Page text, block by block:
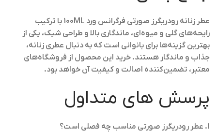
عطر زنانه رودریگرز صورتی فرگرانس ورد 100ML با ترکیب
رایحه‌های گلی و میوه‌ای، ماندگاری بالا و طراحی شیک، یکی از
بهترین گزینه‌ها برای بانوانی است که به دنبال عطری زنانه،
جذاب و ماندگار هستند. خرید این محصول از فروشگاه‌های
معتبر، تضمین‌کننده اصالت و کیفیت آن خواهد بود.
پرسش های متداول
1. عطر رودریگرز صورتی مناسب چه فصلی است؟